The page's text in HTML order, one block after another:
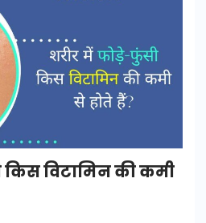
विटामिन की कमी